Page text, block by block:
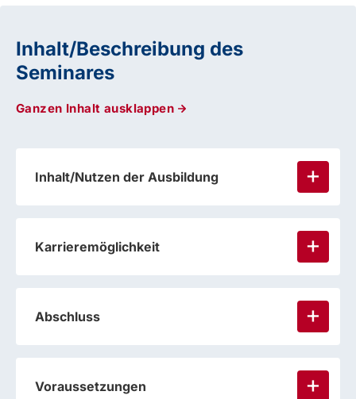
Inhalt/Beschreibung des
Seminares
Ganzen Inhalt ausklappen
Inhalt/Nutzen der Ausbildung
Karrieremöglichkeit
Abschluss
Voraussetzungen